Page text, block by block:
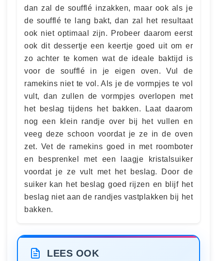
dan zal de soufflé inzakken, maar ook als je
de soufflé te lang bakt, dan zal het resultaat
ook niet optimaal zijn. Probeer daarom eerst
ook dit dessertje een keertje goed uit om er
zo achter te komen wat de ideale baktijd is
voor de soufflé in je eigen oven. Vul de
ramekins niet te vol. Als je de vormpjes te vol
vult, dan zullen de vormpjes overlopen met
het beslag tijdens het bakken. Laat daarom
nog een klein randje over bij het vullen en
veeg deze schoon voordat je ze in de oven
zet. Vet de ramekins goed in met roomboter
en besprenkel met een laagje kristalsuiker
voordat je ze vult met het beslag. Door de
suiker kan het beslag goed rijzen en blijf het
beslag niet aan de randjes vastplakken bij het
bakken.
LEES OOK